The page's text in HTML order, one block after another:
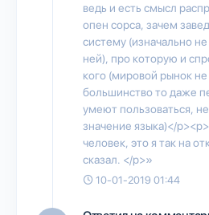
ведь и есть смысл
опен сорса, зачем
систему (изначально
ней), про которую и
кого (мировой рынок не
большинство то даже
умеют пользоваться,
значение языка)</
человек, это я так на
сказал. </p>»
10-01-2019 01:44